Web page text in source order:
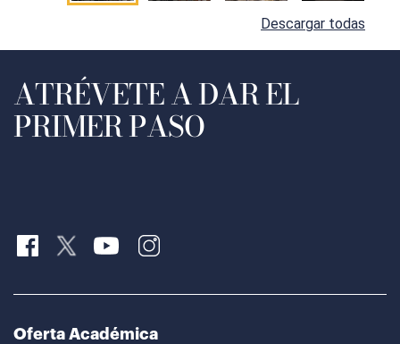
Descargar todas
ATRÉVETE A DAR EL
PRIMER PASO
Oferta Académica